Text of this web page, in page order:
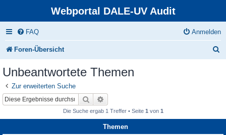
Webportal DALE-UV Audit
FAQ Anmelden
Foren-Übersicht
Unbeantwortete Themen
Zur erweiterten Suche
Suche
Die Suche ergab 1 Treffer • Seite 1 von 1
Themen